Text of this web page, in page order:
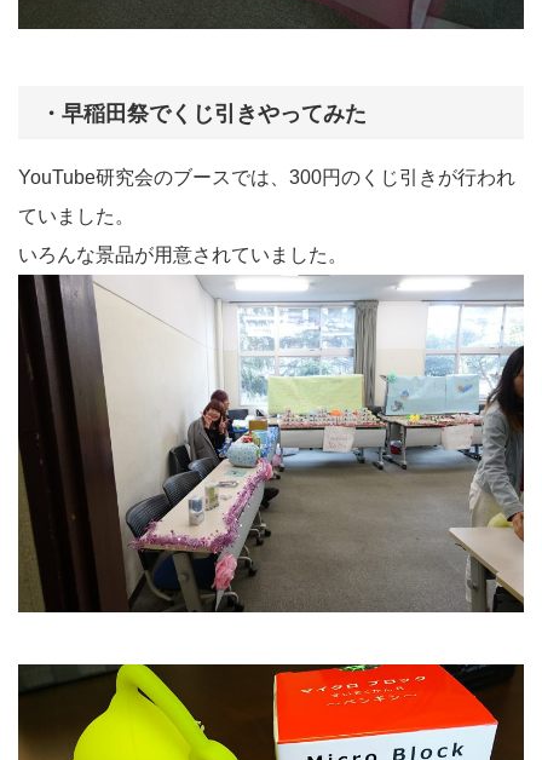
・早稲田祭でくじ引きやってみた
YouTube研究会のブースでは、300円のくじ引きが行われ
ていました。
いろんな景品が用意されていました。